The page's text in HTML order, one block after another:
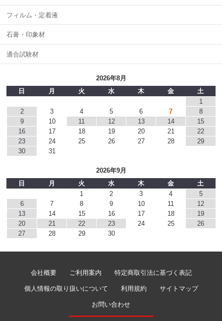
フィルム・定着液
石膏・印象材
適合試験材
2026年8月
日
月 火 水 木 金
土
1
2
3 4 5 6 7
8
9
10 11 12 13 14
15
16
17 18 19 20 21
22
23
24 25 26 27 28
29
30
31
2026年9月
日
月 火 水 木 金
土
1
2 3 4
5
6
7 8 9 10 11
12
13
14 15 16 17 18
19
20
21 22 23 24 25
26
27
28 29 30
会社概要 ご利用案内 特定商取引法に基づく表記
個人情報の取り扱いについて 利用規約 サイトマップ
お問い合わせ